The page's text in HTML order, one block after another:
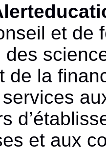
et de
des
de la
et aux